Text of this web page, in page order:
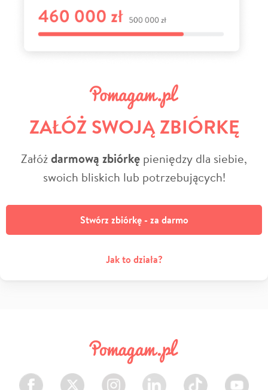
ZAŁÓŻ SWOJĄ ZBIÓRKĘ
Załóżdarmową zbiórkę pieniędzy dla siebie,
swoich bliskich lub potrzebujących!
Stwórz zbiórkę - za darmo
Jak to działa?
Facebook Twitter Instagram LinkedIn TikTok Youtube